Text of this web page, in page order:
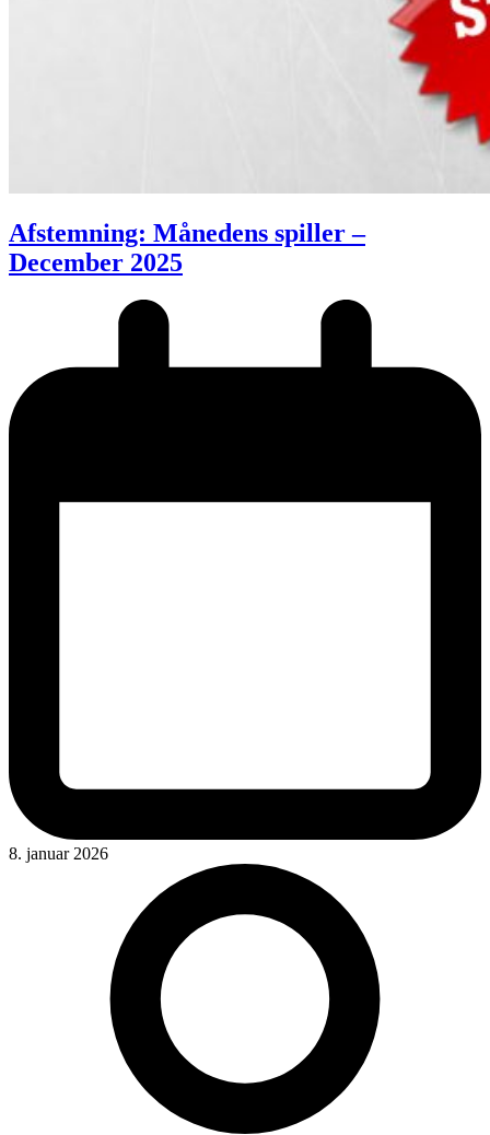
Afstemning: Månedens spiller –
December 2025
8. januar 2026